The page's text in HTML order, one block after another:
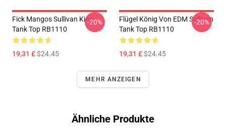
Fick Mangos Sullivan King
Tank Top RB1110
19,31 £$24.45
-20%
Flügel König Von EDM Sullivan
Tank Top RB1110
19,31 £$24.45
-20%
MEHR ANZEIGEN
Ähnliche Produkte